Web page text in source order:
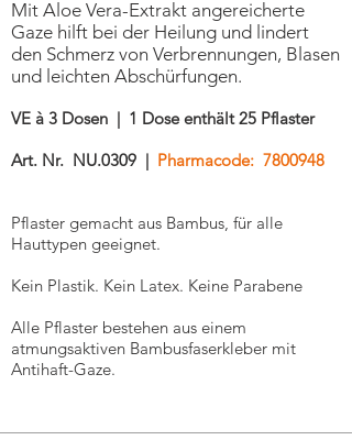
Mit Aloe Vera-Extrakt angereicherte
Gaze hilft bei der Heilung und lindert
den Schmerz von Verbrennungen, Blasen
und leichten Abschürfungen.
VE à 3 Dosen | 1 Dose enthält 25 Pflaster
Art. Nr. NU.0309 | Pharmacode: 7800948
Pflaster gemacht aus Bambus, für alle
Hauttypen geeignet.
Kein Plastik. Kein Latex. Keine Parabene
Alle Pflaster bestehen aus einem
atmungsaktiven Bambusfaserkleber mit
Antihaft-Gaze.